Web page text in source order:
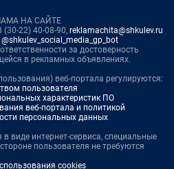
НА САЙТЕ
22) 40-08-90, reklamachita@shkulev.ru
@shkulev_social_media_gp_bot
за достоверность
в рекламных объявлениях.
веб-портала регулируются:
пользователя
характеристик ПО
веб-портала и политикой
персональных данных
в виде интернет-сервиса, специальные
пользователя не требуются
cookies